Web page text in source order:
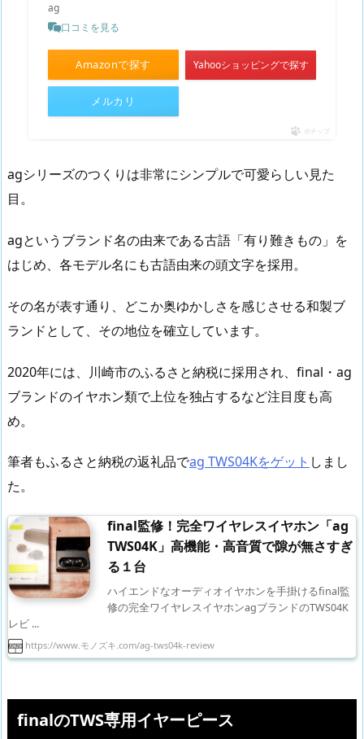
ag
口コミを見る
Amazonで探す Yahooショッピングで探す
メルカリ
ポチップ
agシリーズのつくりは非常にシンプルで可愛らしい見た
目。
agというブランド名の由来である古語「有り難きもの」を
はじめ、各モデル名にも古語由来の頭文字を採用。
その名が表す通り、どこか奥ゆかしさを感じさせる和製ブ
ランドとして、その地位を確立しています。
2020年には、川崎市のふるさと納税に採用され、final・ag
ブランドのイヤホン類で上位を独占するなど注目度も高
め。
筆者もふるさと納税の返礼品でag TWS04Kをゲット しまし
た。
final監修！完全ワイヤレスイヤホン「ag
TWS04K」高機能・高音質で隙が無さすぎ
る１台
ハイエンドなオーディオイヤホンを手掛けるfinal監
修の完全ワイヤレスイヤホンagブランドのTWS04K
レビ ...
https://www.モノズキ.com/ag-tws04k-review
finalのTWS専用イヤーピース